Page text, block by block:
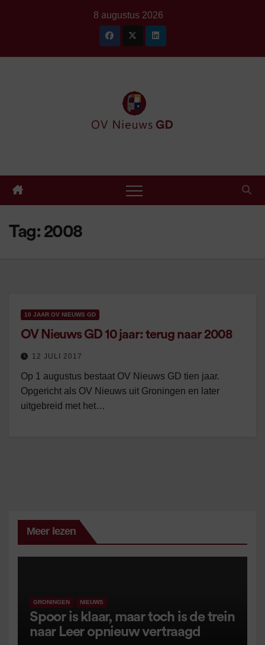
8 augustus 2026
Tag: 2008
10 JAAR OV NIEUWS GD
OV Nieuws GD 10 jaar: terug naar 2008
12 JULI 2017
Op 1 augustus bestaat OV Nieuws GD tien jaar.
Opgericht als OV Nieuws uit Groningen en later
uitgebreid met het…
Meer lezen
GRONINGEN NIEUWS
Spoor is klaar, maar toch is de trein
naar Leer opnieuw vertraagd